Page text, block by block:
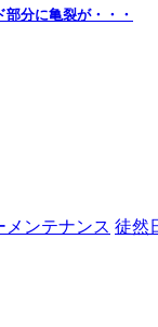
分に亀裂が・・・
メンテナンス 徒然